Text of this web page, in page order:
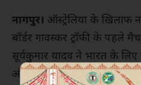
नागपुर। ऑस्ट्रेलिया के
बॉर्डर गावस्कर ट्रॉफी के पहले
सूर्यकुमार यादव ने भारत के
ऑस्ट्रेलिया ने टॉस जीतकर